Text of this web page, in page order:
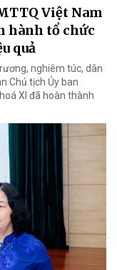
Việt Nam
hành tổ chức
quả
nghiêm túc, dân
Chủ tịch Ủy ban
XI đã hoàn thành